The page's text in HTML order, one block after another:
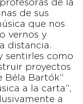
de la
de sus
que nos
vernos y
distancia.
sentirles como
proyectos
Béla Bartók”
a la carta”,
a